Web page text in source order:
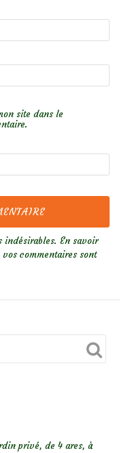
site dans le
indésirables. En savoir
commentaires sont
privé, de 4 ares, à